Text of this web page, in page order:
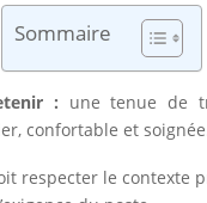
Sommaire
: une tenue de
confortable et
respecter le contexte